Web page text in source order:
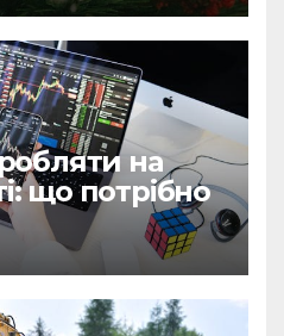
на
що потрібно